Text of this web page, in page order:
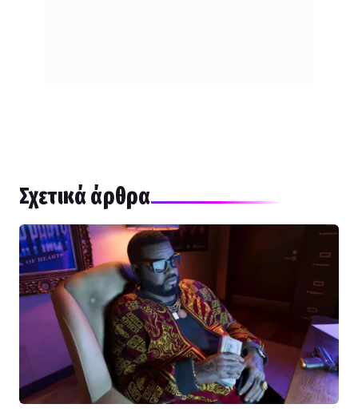
Σχετικά άρθρα